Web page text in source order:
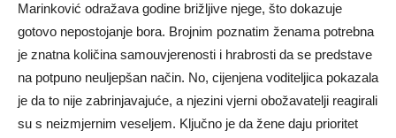
Marinković odražava godine brižljive njege, što dokazuje
gotovo nepostojanje bora. Brojnim poznatim ženama potrebna
je znatna količina samouvjerenosti i hrabrosti da se predstave
na potpuno neuljepšan način. No, cijenjena voditeljica pokazala
je da to nije zabrinjavajuće, a njezini vjerni obožavatelji reagirali
su s neizmjernim veseljem. Ključno je da žene daju prioritet